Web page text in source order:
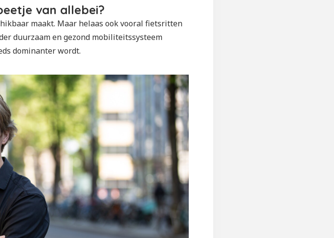
van allebei?
maakt. Maar helaas ook vooral fietsritten
duurzaam en gezond mobiliteitssysteem
dominanter wordt.